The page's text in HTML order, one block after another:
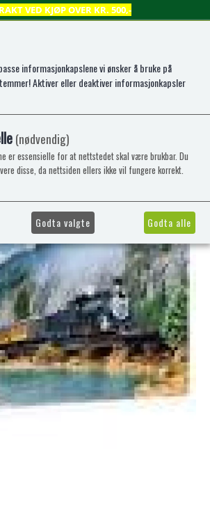
VED KJØP OVER KR. 500,-
0
500 pcs*UF
-50%
informasjonkapslene vi ønsker å bruke på
Aktiver eller deaktiver informasjonkapsler
(nødvendig)
er essensielle for at nettstedet skal være brukbar. Du
disse, da nettsiden ellers ikke vil fungere korrekt.
Godta valgte Godta alle